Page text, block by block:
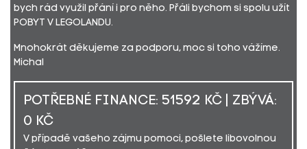
bych rád využil přání i pro něho. Přáli bychom si spolu užít
POBYT V LEGOLANDU.
Mnohokrát děkujeme za podporu, moc si toho vážíme.
Michal
POTŘEBNÉ FINANCE: 51592 KČ | ZBÝVÁ:
0 KČ
V případě vašeho zájmu pomoci, pošlete libovolnou